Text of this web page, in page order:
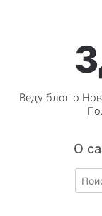
Веду блог о
О
Search
for: